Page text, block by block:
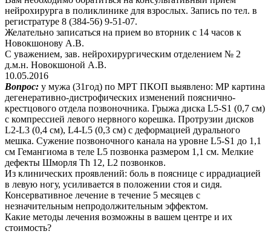
нейрохирурга в поликлинике для взрослых. Запись по тел. в
регистратуре 8 (384-56) 9-51-07.
Желательно записаться на прием во вторник с 14 часов к
Новокшонову А.В.
С уважением, зав. нейрохирургическим отделением № 2
д.м.н. Новокшоной А.В.
10.05.2016
Вопрос: у мужа (31год) по МРТ ПКОП выявлено: МР картина
дегенеративно-дистрофических изменений пояснично-
крестцового отдела позвоночника. Грыжа диска L5-S1 (0,7 см)
с компрессией левого нервного корешка. Протрузии дисков
L2-L3 (0,4 см), L4-L5 (0,3 см) с деформацией дурального
мешка. Сужение позвоночного канала на уровне L5-S1 до 1,1
см Гемангиома в теле L5 позвонка размером 1,1 см. Мелкие
дефекты Шморля Th 12, L2 позвонков.
Из клинических проявлений: боль в пояснице с иррадиацией
в левую ногу, усиливается в положении стоя и сидя.
Консервативное лечение в течение 5 месяцев с
незначительным непродолжительным эффектом.
Какие методы лечения возможны в вашем центре и их
стоимость?